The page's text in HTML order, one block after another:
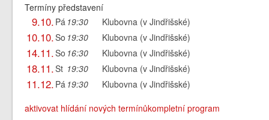
Termíny představení
9.10. Pá 19:30 Klubovna (v Jindřišské)
10.10.So 19:30 Klubovna (v Jindřišské)
14.11.So 16:30 Klubovna (v Jindřišské)
18.11.St 19:30 Klubovna (v Jindřišské)
11.12. Pá 19:30
Klubovna (v Jindřišské)
aktivovat hlídání nových termínůkompletní program